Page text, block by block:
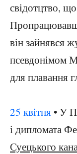
свідотцтво,
він зайнявся
псевдонімом
для плавання
25 квітня • У
і дипломата
Суецького